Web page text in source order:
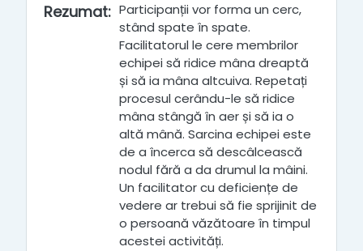
Rezumat: Participanții vor forma un cerc,
stând spate în spate.
Facilitatorul le cere membrilor
echipei să ridice mâna dreaptă
și să ia mâna altcuiva. Repetați
procesul cerându-le să ridice
mâna stângă în aer și să ia o
altă mână. Sarcina echipei este
de a încerca să descâlcească
nodul fără a da drumul la mâini.
Un facilitator cu deficiențe de
vedere ar trebui să fie sprijinit de
o persoană văzătoare în timpul
acestei activități.